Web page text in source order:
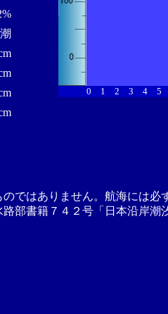
0 1 2 3 4 5
ではありません。航海には必
部書籍７４２号「日本沿岸潮